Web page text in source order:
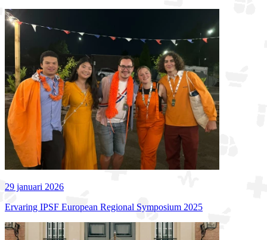
29 januari 2026
Ervaring IPSF European Regional Symposium 2025